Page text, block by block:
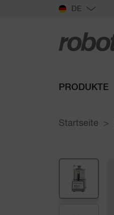
DE
PRODUKTE
Startseite